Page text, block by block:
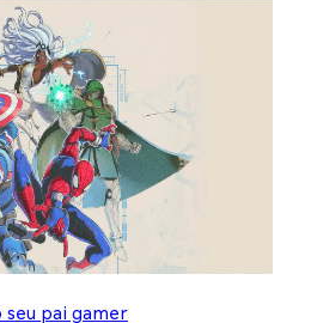
seu pai gamer